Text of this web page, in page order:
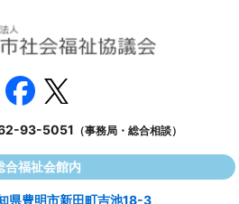
93-5051 （事務局・総合相談）
合福祉会館内
県豊明市新田町吉池18-3